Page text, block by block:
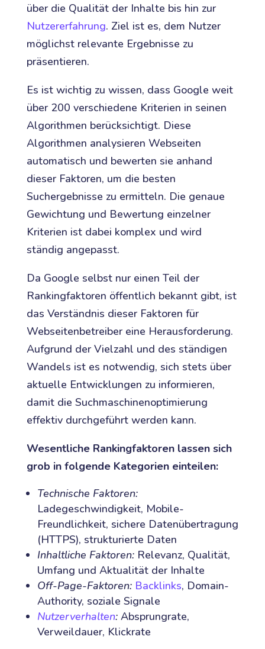
über die Qualität der Inhalte bis hin zur
Nutzererfahrung. Ziel ist es, dem Nutzer
möglichst relevante Ergebnisse zu
präsentieren.
Es ist wichtig zu wissen, dass Google weit
über 200 verschiedene Kriterien in seinen
Algorithmen berücksichtigt. Diese
Algorithmen analysieren Webseiten
automatisch und bewerten sie anhand
dieser Faktoren, um die besten
Suchergebnisse zu ermitteln. Die genaue
Gewichtung und Bewertung einzelner
Kriterien ist dabei komplex und wird
ständig angepasst.
Da Google selbst nur einen Teil der
Rankingfaktoren öffentlich bekannt gibt, ist
das Verständnis dieser Faktoren für
Webseitenbetreiber eine Herausforderung.
Aufgrund der Vielzahl und des ständigen
Wandels ist es notwendig, sich stets über
aktuelle Entwicklungen zu informieren,
damit die Suchmaschinenoptimierung
effektiv durchgeführt werden kann.
Wesentliche Rankingfaktoren lassen sich
grob in folgende Kategorien einteilen:
Technische Faktoren:
Ladegeschwindigkeit, Mobile-
Freundlichkeit, sichere Datenübertragung
(HTTPS), strukturierte Daten
Inhaltliche Faktoren:Relevanz, Qualität,
Umfang und Aktualität der Inhalte
Off-Page-Faktoren: Backlinks, Domain-
Authority, soziale Signale
Nutzerverhalten:Absprungrate,
Verweildauer, Klickrate